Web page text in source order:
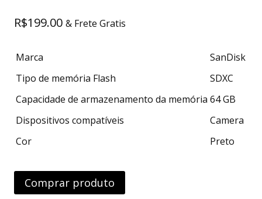
R$199.00 & Frete Gratis
Marca
SanDisk
Tipo de memória Flash
SDXC
Capacidade de armazenamento da memória 64 GB
Dispositivos compatíveis
Camera
Cor
Preto
Comprar produto